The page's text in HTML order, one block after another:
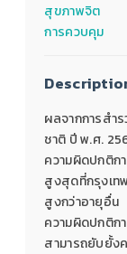
สุขภาพจิต
การควบคุม
ผลจากการสำ
ชาติ ปี พ.ศ.
ความผิดปกติก
สูงสุดที่กรุงเท
สูงกว่าอายุอื่น
ความผิดปกติก
สามารถยับยั้งค